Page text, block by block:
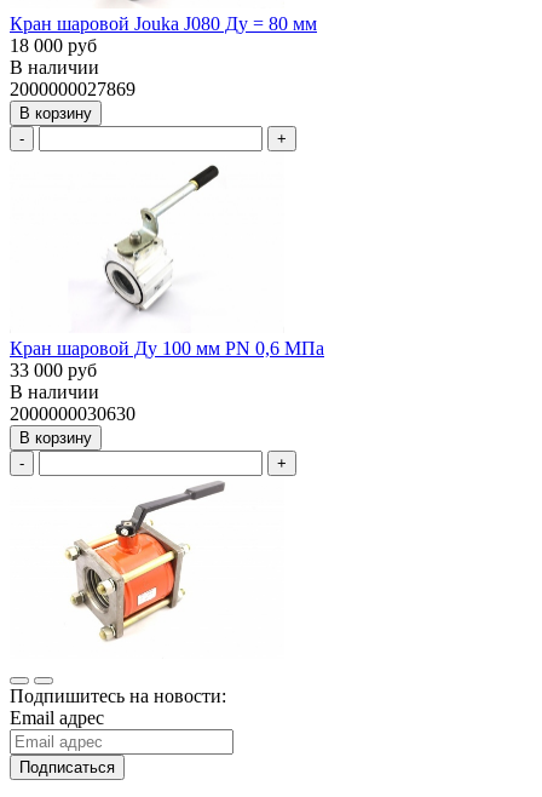
Кран шаровой Jouka J080 Ду = 80 мм
18 000 руб
В наличии
2000000027869
В корзину
-
+
Кран шаровой Ду 100 мм PN 0,6 МПа
33 000 руб
В наличии
2000000030630
В корзину
-
+
Подпишитесь на новости:
Email адрес
Подписаться